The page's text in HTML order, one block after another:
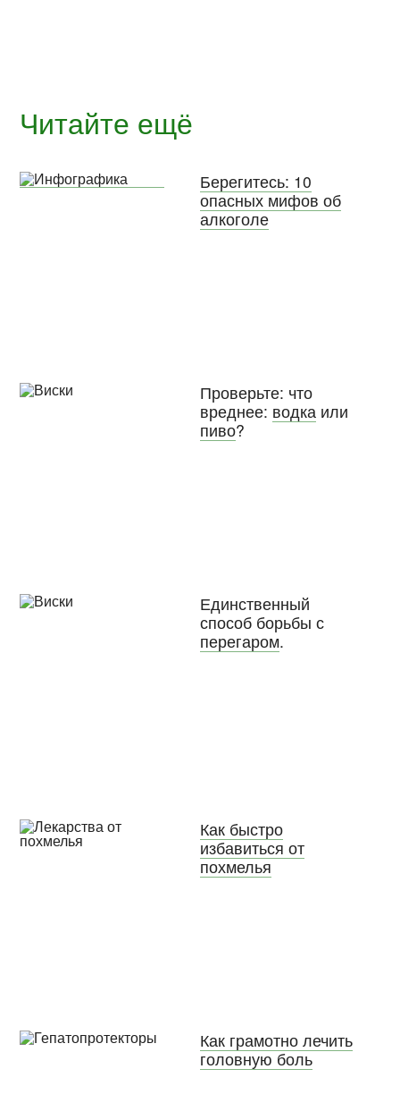
Читайте ещё
Берегитесь: 10
опасных мифов об
алкоголе
Проверьте: что
вреднее: водкаили
пиво?
Единственный
способ борьбы с
перегаром.
Как быстро
избавиться от
похмелья
Как грамотно лечить
головную боль